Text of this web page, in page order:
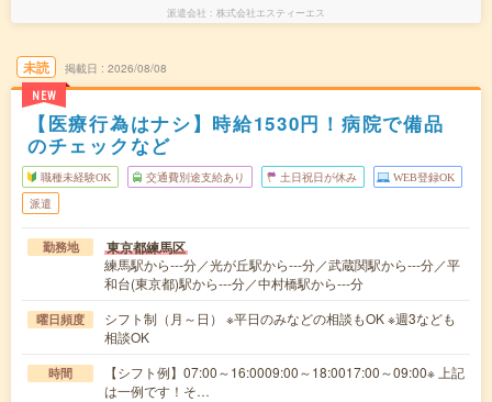
派遣会社 株式会社エスティーエス
未読
NEW
掲載日 2026/08/08
【医療行為はナシ】時給1530円！病院で備品
のチェックなど
職種未経験OK 交通費別途支給あり 土日祝日が休み WEB登録OK
派遣
勤務地 東京都練馬区
練馬駅から---分／光が丘駅から---分／武蔵関駅から---分／平
和台(東京都)駅から---分／中村橋駅から---分
曜日頻度
シフト制（月～日） ※平日のみなどの相談もOK ※週3なども
相談OK
時間
【シフト例】07:00～16:0009:00～18:0017:00～09:00※ 上記
は一例です！そ…